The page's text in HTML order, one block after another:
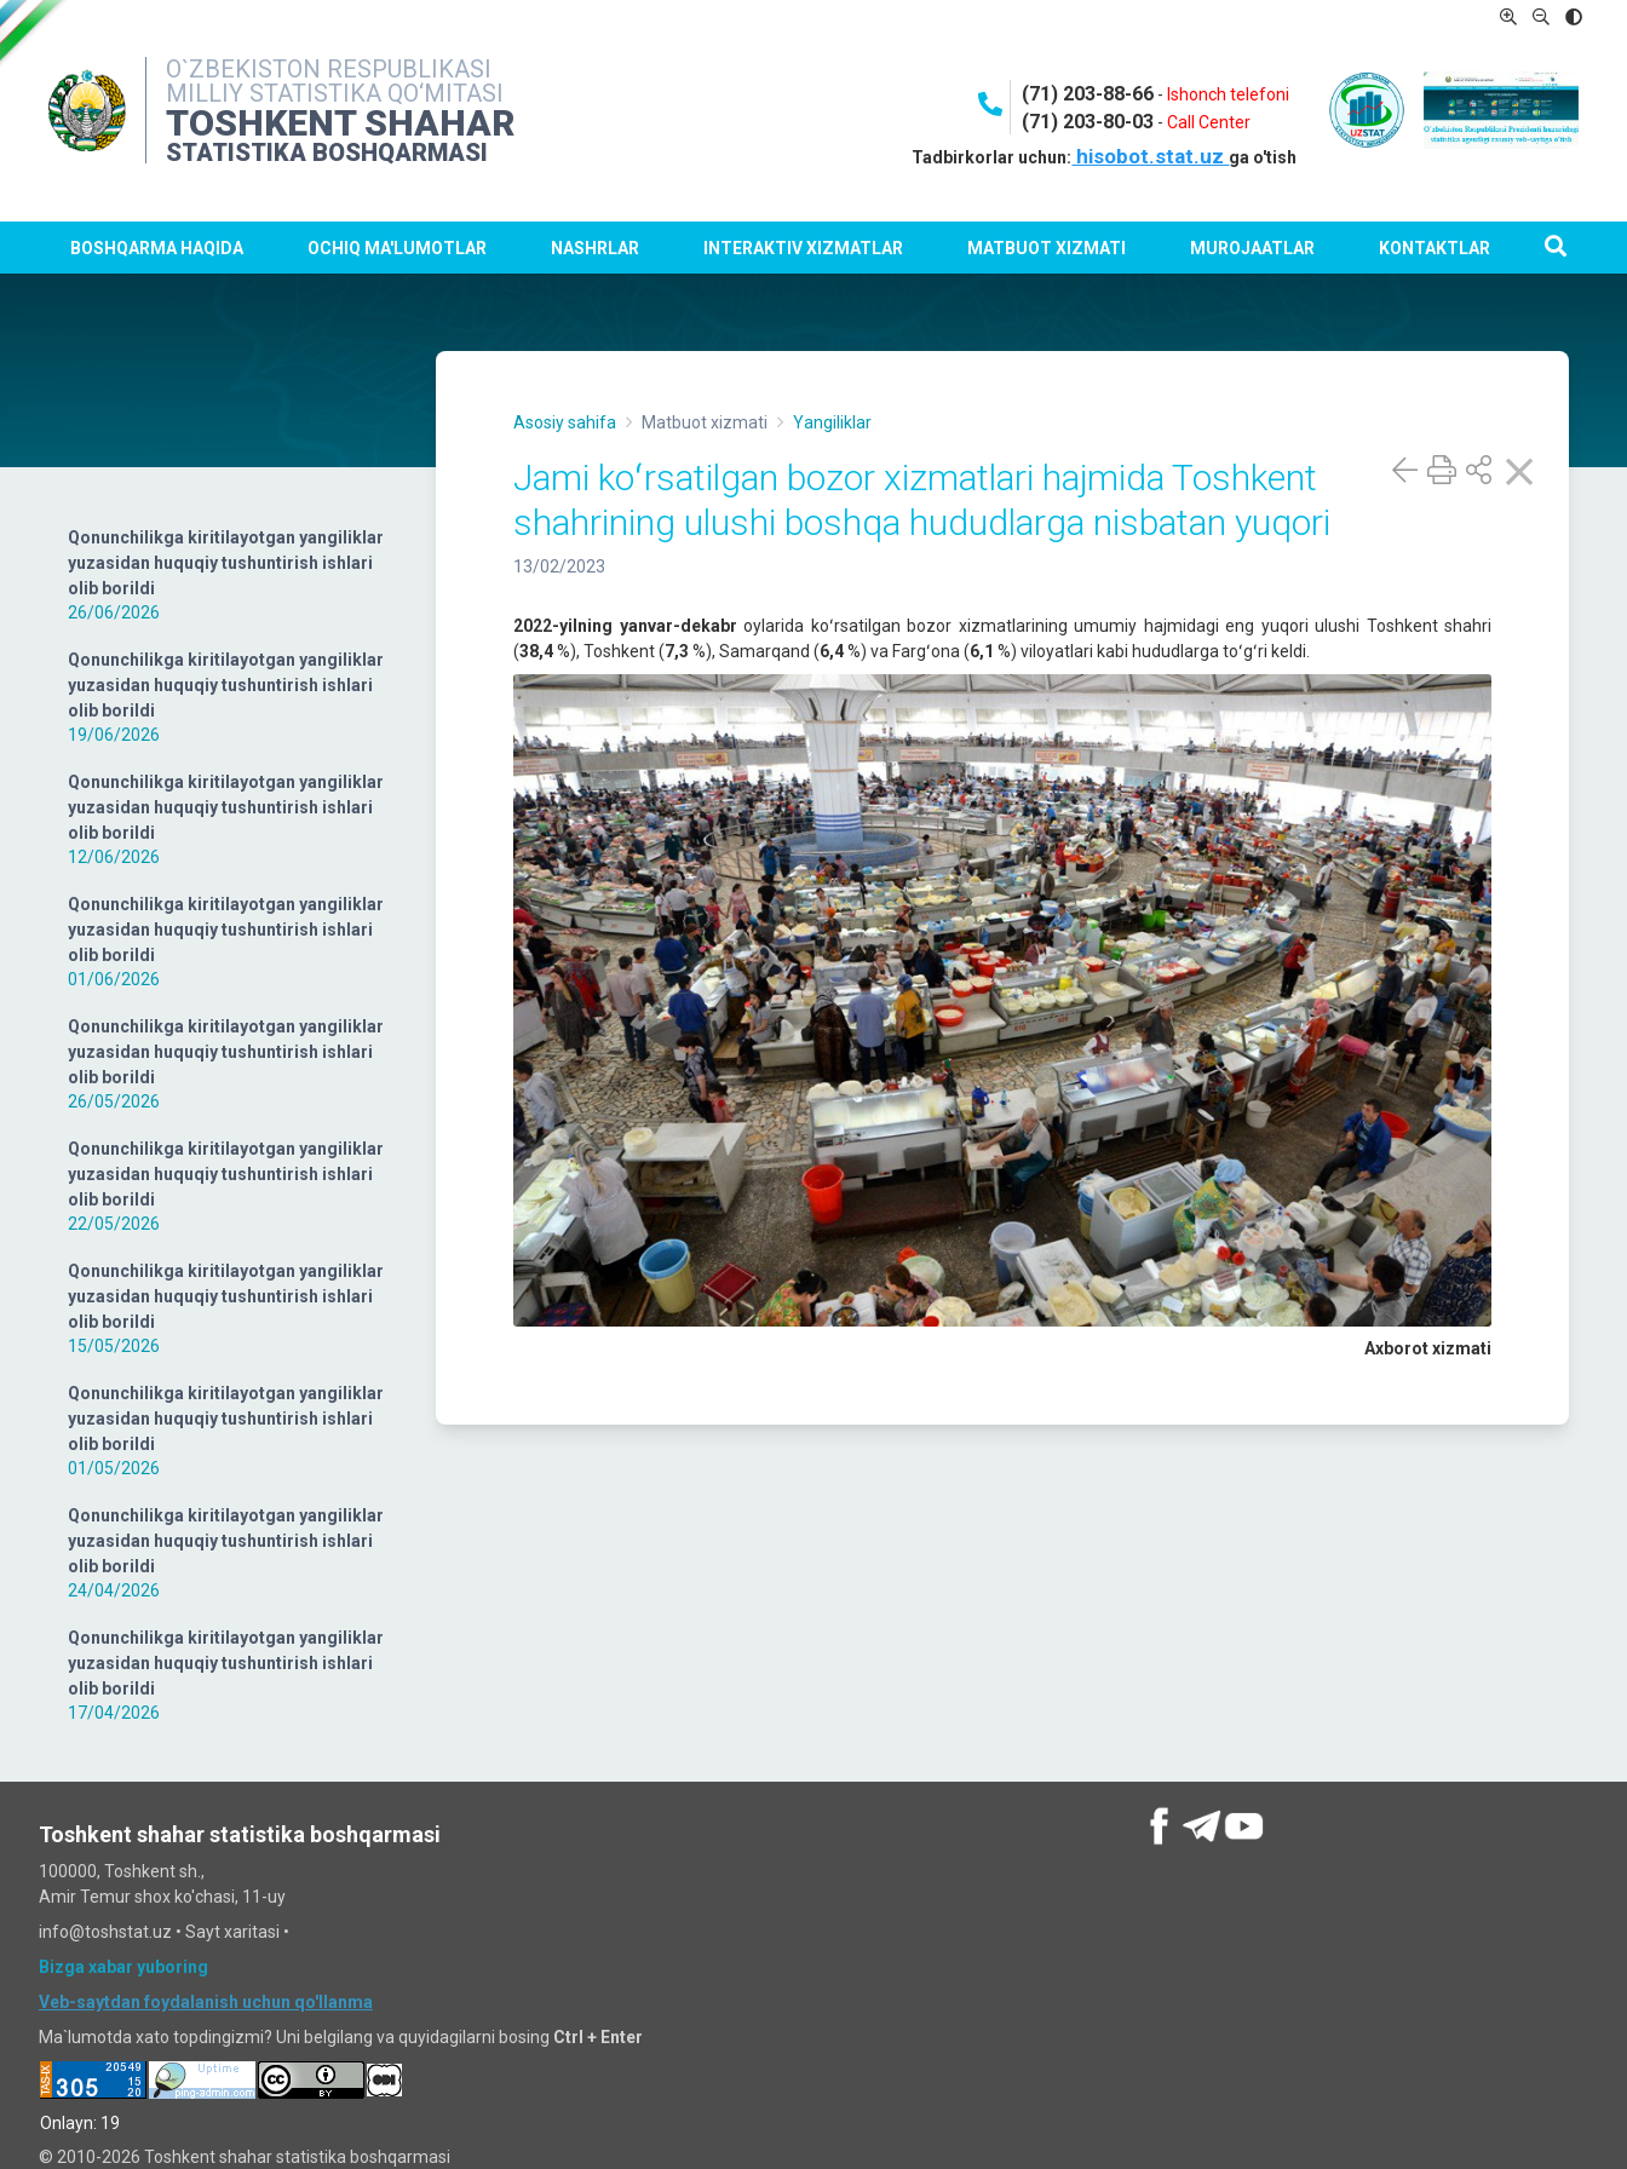
O`ZBEKISTON RESPUBLIKASI
MILLIY STATISTIKA QO‘MITASI
TOSHKENT SHAHAR
STATISTIKA BOSHQARMASI
(71) 203-88-66 - Ishonch telefoni
(71) 203-80-03 -Call Center
Tadbirkorlar uchun: hisobot.stat.uz ga o'tish
BOSHQARMA HAQIDA OCHIQ MA'LUMOTLAR NASHRLAR INTERAKTIV XIZMATLAR MATBUOT XIZMATI MUROJAATLAR KONTAKTLAR
Qonunchilikga kiritilayotgan yangiliklar
yuzasidan huquqiy tushuntirish ishlari
olib borildi
26/06/2026
Qonunchilikga kiritilayotgan yangiliklar
yuzasidan huquqiy tushuntirish ishlari
olib borildi
19/06/2026
Qonunchilikga kiritilayotgan yangiliklar
yuzasidan huquqiy tushuntirish ishlari
olib borildi
12/06/2026
Qonunchilikga kiritilayotgan yangiliklar
yuzasidan huquqiy tushuntirish ishlari
olib borildi
01/06/2026
Qonunchilikga kiritilayotgan yangiliklar
yuzasidan huquqiy tushuntirish ishlari
olib borildi
26/05/2026
Qonunchilikga kiritilayotgan yangiliklar
yuzasidan huquqiy tushuntirish ishlari
olib borildi
22/05/2026
Qonunchilikga kiritilayotgan yangiliklar
yuzasidan huquqiy tushuntirish ishlari
olib borildi
15/05/2026
Qonunchilikga kiritilayotgan yangiliklar
yuzasidan huquqiy tushuntirish ishlari
olib borildi
01/05/2026
Qonunchilikga kiritilayotgan yangiliklar
yuzasidan huquqiy tushuntirish ishlari
olib borildi
24/04/2026
Qonunchilikga kiritilayotgan yangiliklar
yuzasidan huquqiy tushuntirish ishlari
olib borildi
17/04/2026
Asosiy sahifa Matbuot xizmati Yangiliklar
Jami koʻrsatilgan bozor xizmatlari hajmida Toshkent
shahrining ulushi boshqa hududlarga nisbatan yuqori
13/02/2023
2022-yilning yanvar-dekabr oylarida koʻrsatilgan bozor xizmatlarining umumiy hajmidagi eng yuqori ulushi Toshkent shahri
(38,4%), Toshkent (7,3 %), Samarqand (6,4%) va Fargʻona (6,1 %) viloyatlari kabi hududlarga toʻgʻri keldi.
Axborot xizmati
Toshkent shahar statistika boshqarmasi
100000, Toshkent sh.,
Amir Temur shox ko'chasi, 11-uy
info@toshstat.uz • Sayt xaritasi •
Bizga xabar yuboring
Veb-saytdan foydalanish uchun qo'llanma
Ma`lumotda xato topdingizmi? Uni belgilang va quyidagilarni bosing Ctrl + Enter
Onlayn: 19
© 2010-2026 Toshkent shahar statistika boshqarmasi